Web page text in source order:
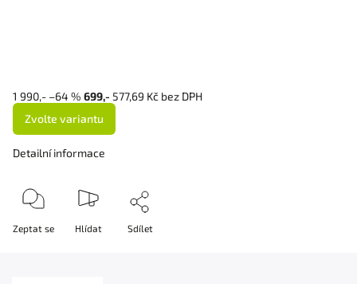
1 990,- –64 % 699,- 577,69 Kč bez DPH
Zvolte variantu
Detailní informace
Zeptat se Hlídat Sdílet